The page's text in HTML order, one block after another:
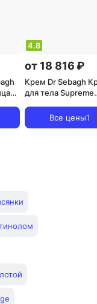
4.8
от 18 816 ₽
Крем Dr Sebagh
для тела Supreme
Firming, 200 мл
Все цены1